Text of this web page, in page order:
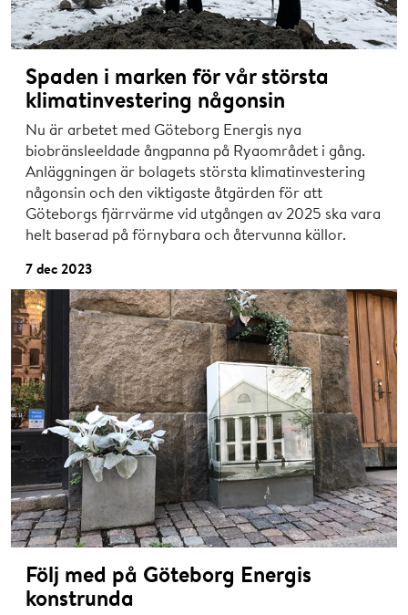
Spaden i marken för vår största
klimatinvestering någonsin
Nu är arbetet med Göteborg Energis nya
biobränsleeldade ångpanna på Ryaområdet i gång.
Anläggningen är bolagets största klimatinvestering
någonsin och den viktigaste åtgärden för att
Göteborgs fjärrvärme vid utgången av 2025 ska vara
helt baserad på förnybara och återvunna källor.
7 dec 2023
Följ med på Göteborg Energis
konstrunda